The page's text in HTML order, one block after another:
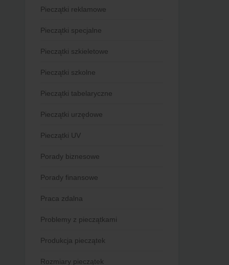
Pieczątki reklamowe
Pieczątki specjalne
Pieczątki szkieletowe
Pieczątki szkolne
Pieczątki tabelaryczne
Pieczątki urzędowe
Pieczątki UV
Porady biznesowe
Porady finansowe
Praca zdalna
Problemy z pieczątkami
Produkcja pieczątek
Rozmiary pieczątek